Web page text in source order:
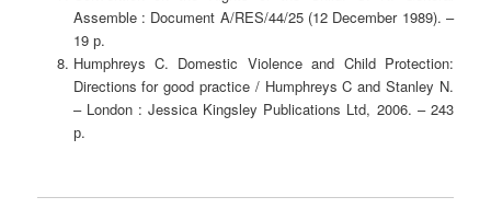
Assemble : Document A/RES/44/25 (12 December 1989). –
19 р.
Humphreys C. Domestic Violence and Child Protection:
Directions for good practice / Humphreys C and Stanley N.
– London : Jessica Kingsley Publications Ltd, 2006. – 243
р.